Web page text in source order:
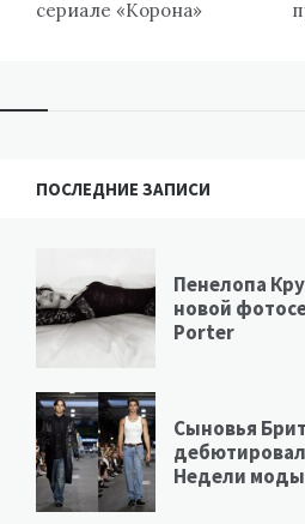
сериале «Корона»
ПОСЛЕДНИЕ ЗАПИСИ
Пенелопа
новой
Porter
Сыновья
Недели